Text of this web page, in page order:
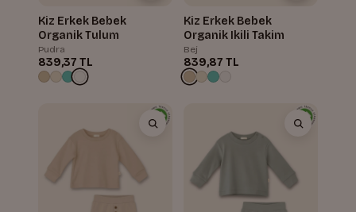
Kiz Erkek Bebek
Organik Tulum
Pudra
839,37 TL
Kiz Erkek Bebek
Organik Ikili Takim
Bej
839,87 TL